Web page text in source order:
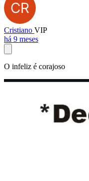
Cristiano VIP
há 9 meses
O infeliz é corajoso